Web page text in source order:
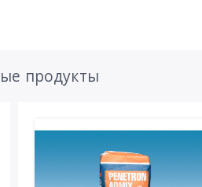
продукты